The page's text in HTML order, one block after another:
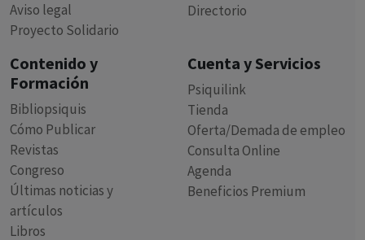
Aviso legal
Proyecto Solidario
Directorio
Contenido y
Formación
Bibliopsiquis
Cómo Publicar
Revistas
Congreso
Últimas noticias y
artículos
Libros
Cuenta y Servicios
Psiquilink
Tienda
Oferta/Demada de empleo
Consulta Online
Agenda
Beneficios Premium